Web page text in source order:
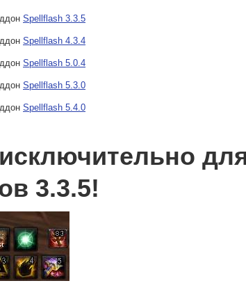
Spellflash 3.3.5
Spellflash 4.3.4
Spellflash 5.0.4
Spellflash 5.3.0
Spellflash 5.4.0
3.3.5!